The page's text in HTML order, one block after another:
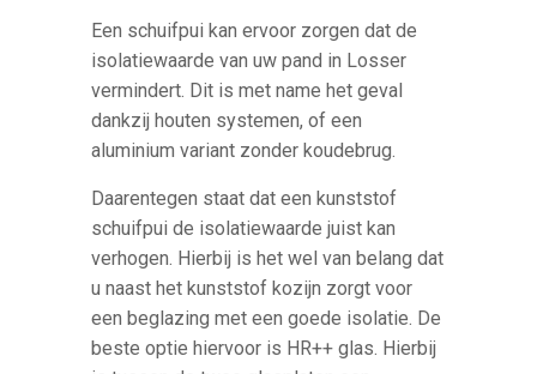
Een schuifpui kan ervoor zorgen dat de
isolatiewaarde van uw pand in Losser
vermindert. Dit is met name het geval
dankzij houten systemen, of een
aluminium variant zonder koudebrug.
Daarentegen staat dat een kunststof
schuifpui de isolatiewaarde juist kan
verhogen. Hierbij is het wel van belang dat
u naast het kunststof kozijn zorgt voor
een beglazing met een goede isolatie. De
beste optie hiervoor is HR++ glas. Hierbij